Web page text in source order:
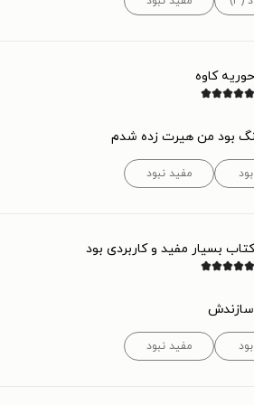
حوریه کاوه
بود من هیرت زده شدم
مفید نبود
کتاب بسیار مفید و کاربردی بود
سازندش
مفید نبود